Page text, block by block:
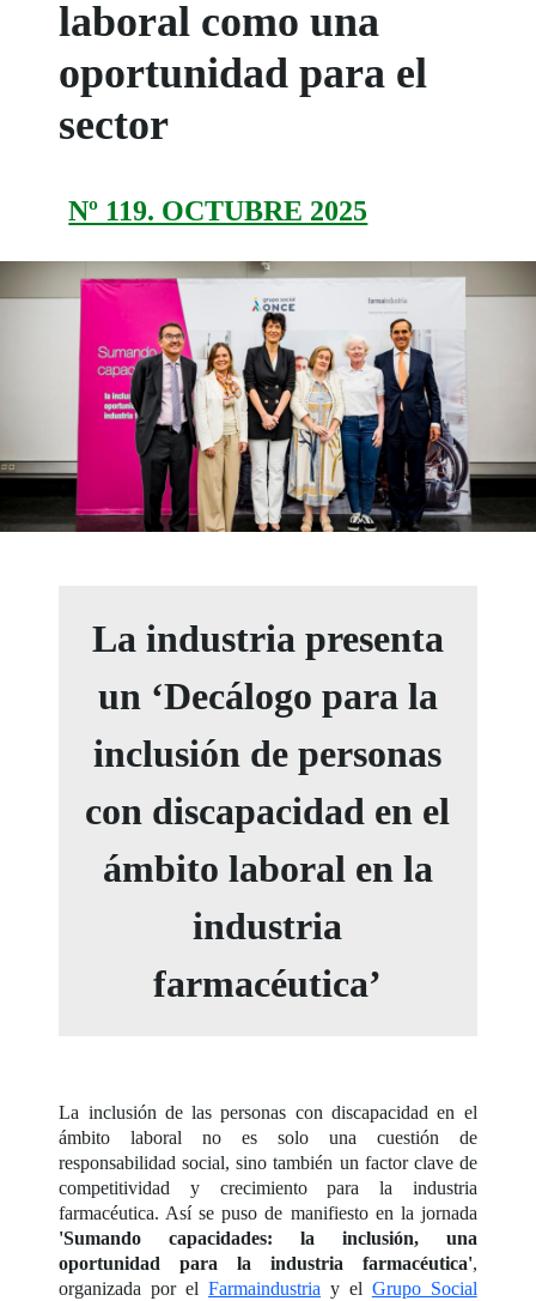
laboral como una
oportunidad para el
sector
Nº 119. OCTUBRE 2025
La industria presenta
un ‘Decálogo para la
inclusión de personas
con discapacidad en el
ámbito laboral en la
industria
farmacéutica’
La inclusión de las personas con discapacidad en el
ámbito laboral no es solo una cuestión de
responsabilidad social, sino también un factor clave de
competitividad y crecimiento para la industria
farmacéutica. Así se puso de manifiesto en la jornada
'Sumando capacidades: la inclusión, una
oportunidad para la industria farmacéutica',
organizada por elFarmaindustria y el Grupo Social